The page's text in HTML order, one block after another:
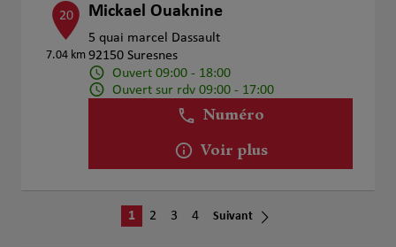
20
7.04 km
Mickael Ouaknine
5 quai marcel Dassault
92150 Suresnes
Ouvert 09:00 - 18:00
Ouvert sur rdv 09:00 - 17:00
Numéro
Voir plus
1 2 3 4 Suivant